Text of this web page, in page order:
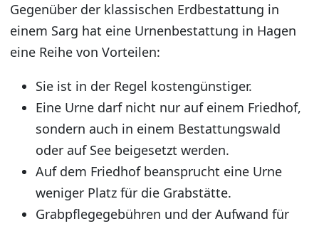
Gegenüber der klassischen Erdbestattung in
einem Sarg hat eine Urnenbestattung in Hagen
eine Reihe von Vorteilen:
Sie ist in der Regel kostengünstiger.
Eine Urne darf nicht nur auf einem Friedhof,
sondern auch in einem Bestattungswald
oder auf See beigesetzt werden.
Auf dem Friedhof beansprucht eine Urne
weniger Platz für die Grabstätte.
Grabpflegegebühren und der Aufwand für